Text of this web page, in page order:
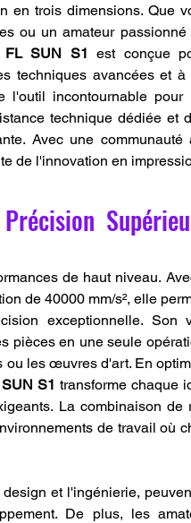
en trois dimensions. Que
ou un amateur
FL SUN S1 est conçue
techniques avancées et à
incontournable pour
technique dédiée et
Avec une
de l'innovation en
de haut niveau.
de 40000 mm/s², elle
exceptionnelle. Son
pièces en une seule
les œuvres d'art. En
S1 transforme chaque
La combinaison de
de travail où
et l'ingénierie,
De plus, les